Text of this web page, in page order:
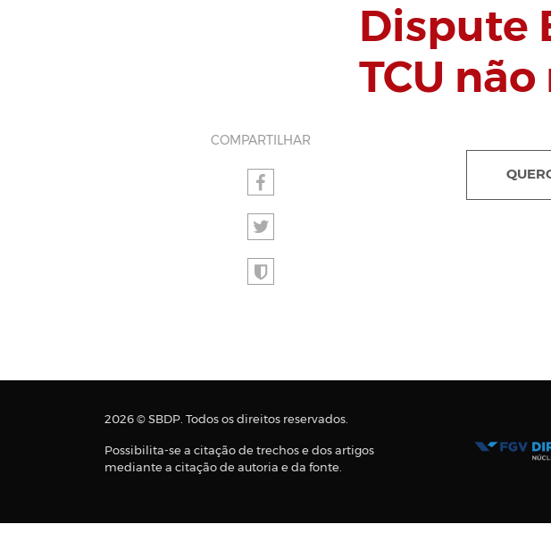
Dispute
TCU
COMPARTILHAR
2026 © SBDP. Todos os direitos reservados.
Possibilita-se a citação de trechos e dos artigos
mediante a citação de autoria e da fonte.